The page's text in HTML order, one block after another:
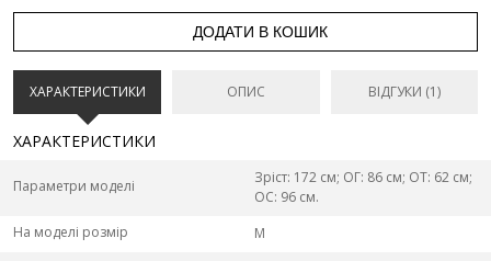
ДОДАТИ В КОШИК
ХАРАКТЕРИСТИКИ ОПИС ВІДГУКИ (1)
ХАРАКТЕРИСТИКИ
Параметри моделі
Зріст: 172 см; ОГ: 86 см; ОТ: 62 см;
ОС: 96 см.
На моделі розмір
M